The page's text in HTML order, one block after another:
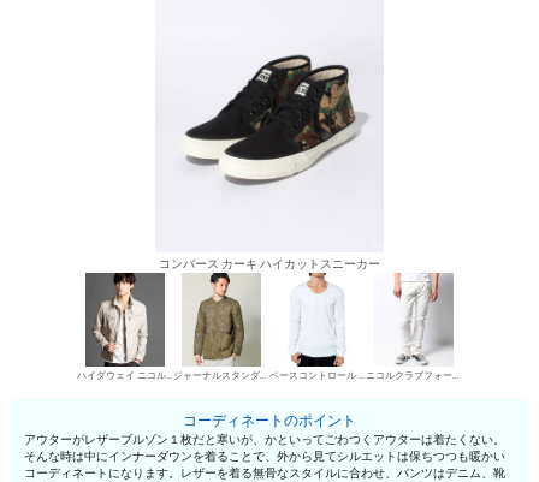
コンバース カーキ ハイカットスニーカー
ハイダウェイ ニコル レザーブルゾン ジャーナルスタンダード インナーダウン ベースコントロール UネックTシャツ ニコルクラブフォーメン デニムパンツ・ジーンズ
コーディネートのポイント
アウターがレザーブルゾン１枚だと寒いが、かといってごわつくアウターは着たくない。
そんな時は中にインナーダウンを着ることで、外から見てシルエットは保ちつつも暖かい
コーディネートになります。レザーを着る無骨なスタイルに合わせ、パンツはデニム、靴